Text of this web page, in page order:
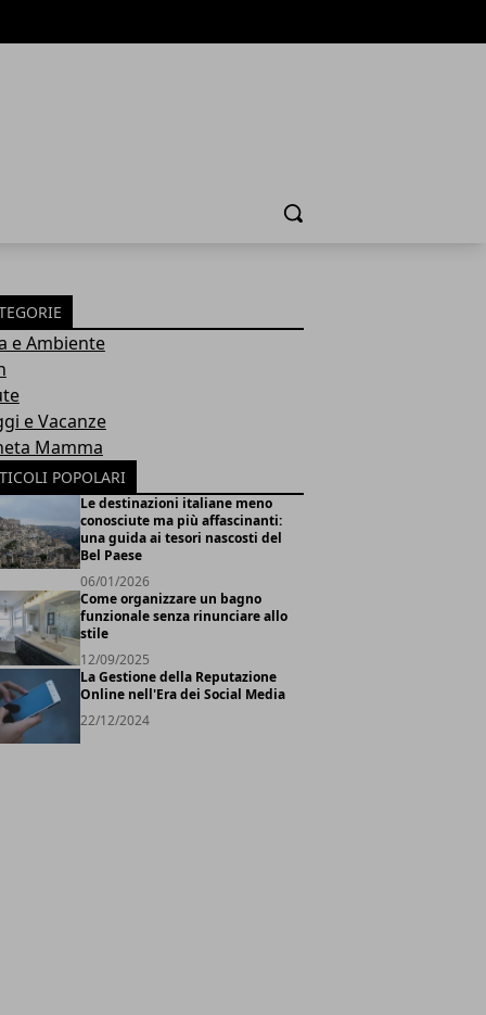
Cerca
e Ambiente
e Vacanze
Mamma
POPOLARI
Le destinazioni italiane meno
conosciute ma più affascinanti:
una guida ai tesori nascosti del
Bel Paese
06/01/2026
Come organizzare un bagno
funzionale senza rinunciare allo
stile
12/09/2025
La Gestione della Reputazione
Online nell'Era dei Social Media
22/12/2024